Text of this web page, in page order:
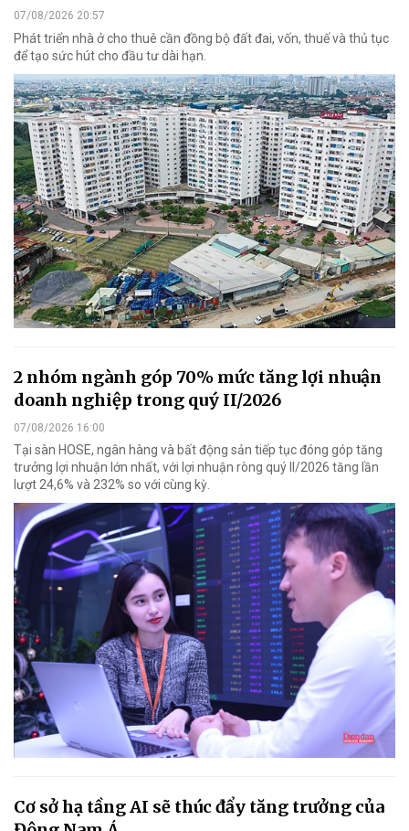
07/08/2026 20:57
Phát triển nhà ở cho thuê cần đồng bộ đất đai, vốn, thuế và thủ tục
để tạo sức hút cho đầu tư dài hạn.
2 nhóm ngành góp 70% mức tăng lợi nhuận
doanh nghiệp trong quý II/2026
07/08/2026 16:00
Tại sàn HOSE, ngân hàng và bất động sản tiếp tục đóng góp tăng
trưởng lợi nhuận lớn nhất, với lợi nhuận ròng quý II/2026 tăng lần
lượt 24,6% và 232% so với cùng kỳ.
Cơ sở hạ tầng AI sẽ thúc đẩy tăng trưởng của